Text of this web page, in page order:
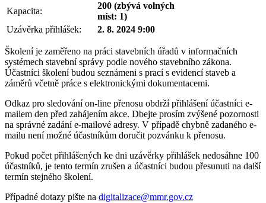
Kapacita:
200 (zbývá volných
míst: 1)
Uzávěrka přihlášek:
2. 8. 2024 9:00
Školení je zaměřeno na práci stavebních úřadů v informačních
systémech stavební správy podle nového stavebního zákona.
Účastníci školení budou seznámeni s prací s evidencí staveb a
záměrů včetně práce s elektronickými dokumentacemi.
Odkaz pro sledování on-line přenosu obdrží přihlášení účastníci e-
mailem den před zahájením akce. Dbejte prosím zvýšené pozornosti
na správné zadání e-mailové adresy. V případě chybně zadaného e-
mailu není možné účastníkům doručit pozvánku k přenosu.
Pokud počet přihlášených ke dni uzávěrky přihlášek nedosáhne 100
účastníků, je tento termín zrušen a účastníci budou přesunuti na další
termín stejného školení.
Případné dotazy pište na digitalizace@mmr.gov.cz